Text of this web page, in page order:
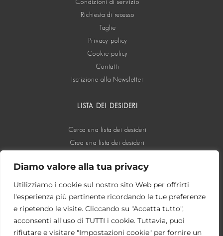
Diamo valore alla tua privacy
Utilizziamo i cookie sul nostro sito Web per offrirti
l'esperienza più pertinente ricordando le tue preferenze
e ripetendo le visite. Cliccando su "Accetta tutto",
acconsenti all'uso di TUTTI i cookie. Tuttavia, puoi
rifiutare e visitare "Impostazioni cookie" per fornire un
Condizioni di servizio
Richiesta di recesso
Taglie
Privacy policy
Cookie policy
Contatti
Iscrizione alla Newsletter
LISTA DEI DESIDERI
Cerca una lista dei desideri
Crea una lista dei desideri
SOCIAL